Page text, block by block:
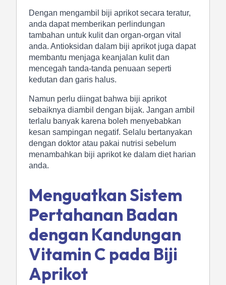
Dengan mengambil biji aprikot secara teratur,
anda dapat memberikan perlindungan
tambahan untuk kulit dan organ-organ vital
anda. Antioksidan dalam biji aprikot juga dapat
membantu menjaga keanjalan kulit dan
mencegah tanda-tanda penuaan seperti
kedutan dan garis halus.
Namun perlu diingat bahwa biji aprikot
sebaiknya diambil dengan bijak. Jangan ambil
terlalu banyak karena boleh menyebabkan
kesan sampingan negatif. Selalu bertanyakan
dengan doktor atau pakai nutrisi sebelum
menambahkan biji aprikot ke dalam diet harian
anda.
Menguatkan Sistem
Pertahanan Badan
dengan Kandungan
Vitamin C pada Biji
Aprikot